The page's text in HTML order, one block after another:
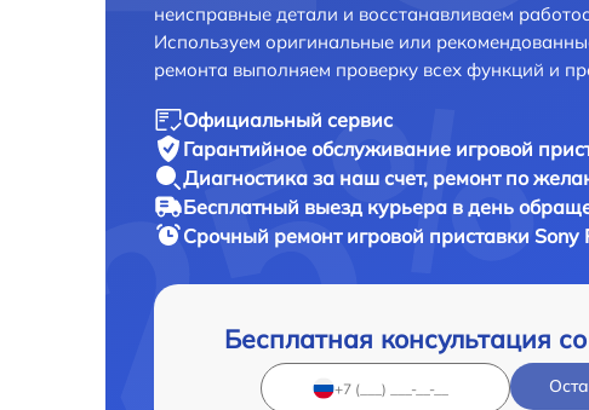
неисправные детали и восстанавливаем
Используем оригинальные или
ремонта выполняем проверку всех функций и
Официальный сервис
Гарантийное обслуживание игровой
Диагностика за наш счет, ремонт по
Бесплатный выезд курьера в день
Срочный ремонт игровой приставки
Бесплатная консультация